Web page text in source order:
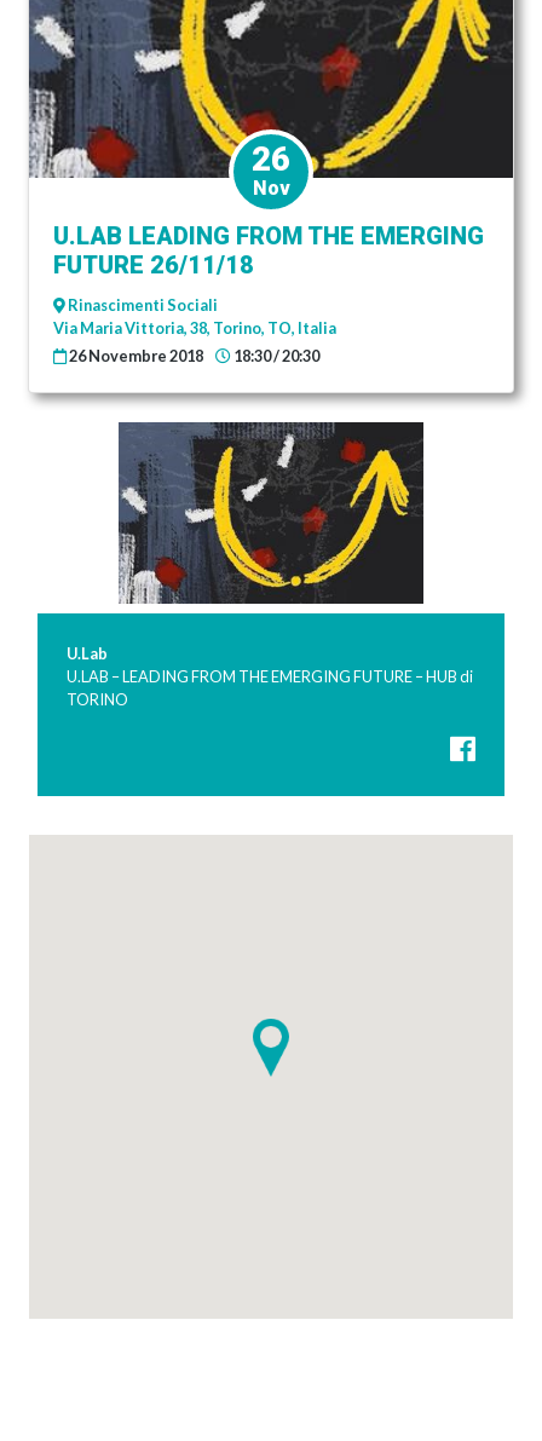
26
Nov
U.LAB LEADING FROM THE EMERGING
FUTURE 26/11/18
Rinascimenti Sociali
Via Maria Vittoria, 38, Torino, TO, Italia
26 Novembre 2018
18:30 / 20:30
U.Lab
U.LAB – LEADING FROM THE EMERGING FUTURE – HUB di
TORINO